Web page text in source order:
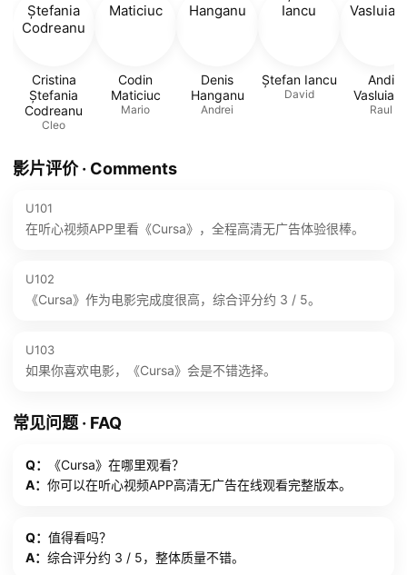
Cristina
Ștefania
Codreanu
Cleo
Codin
Maticiuc
Mario
Denis
Hanganu
Andrei
Ștefan Iancu
David
Andi
Raul
影片评价 · Comments
U101
在听心视频APP里看《Cursa》，全程高清无广告体验很棒。
U102
《Cursa》作为电影完成度很高，综合评分约 3 / 5。
U103
如果你喜欢电影，《Cursa》会是不错选择。
常见问题 · FAQ
Q：
《Cursa》在哪里观看？
A： 你可以在听心视频APP高清无广告在线观看完整版本。
Q： 值得看吗？
A： 综合评分约 3 / 5，整体质量不错。